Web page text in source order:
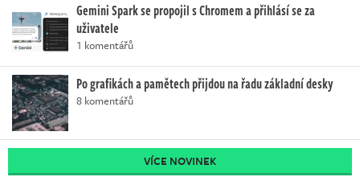
Gemini Spark se propojil s Chromem a přihlásí se za
uživatele
1 komentářů
Po grafikách a pamětech přijdou na řadu základní desky
8 komentářů
VÍCE NOVINEK